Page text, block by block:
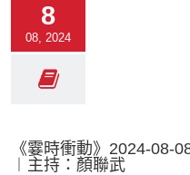
8
08, 2024
《霎時衝動》2024-08-
︱主持：顏聯武